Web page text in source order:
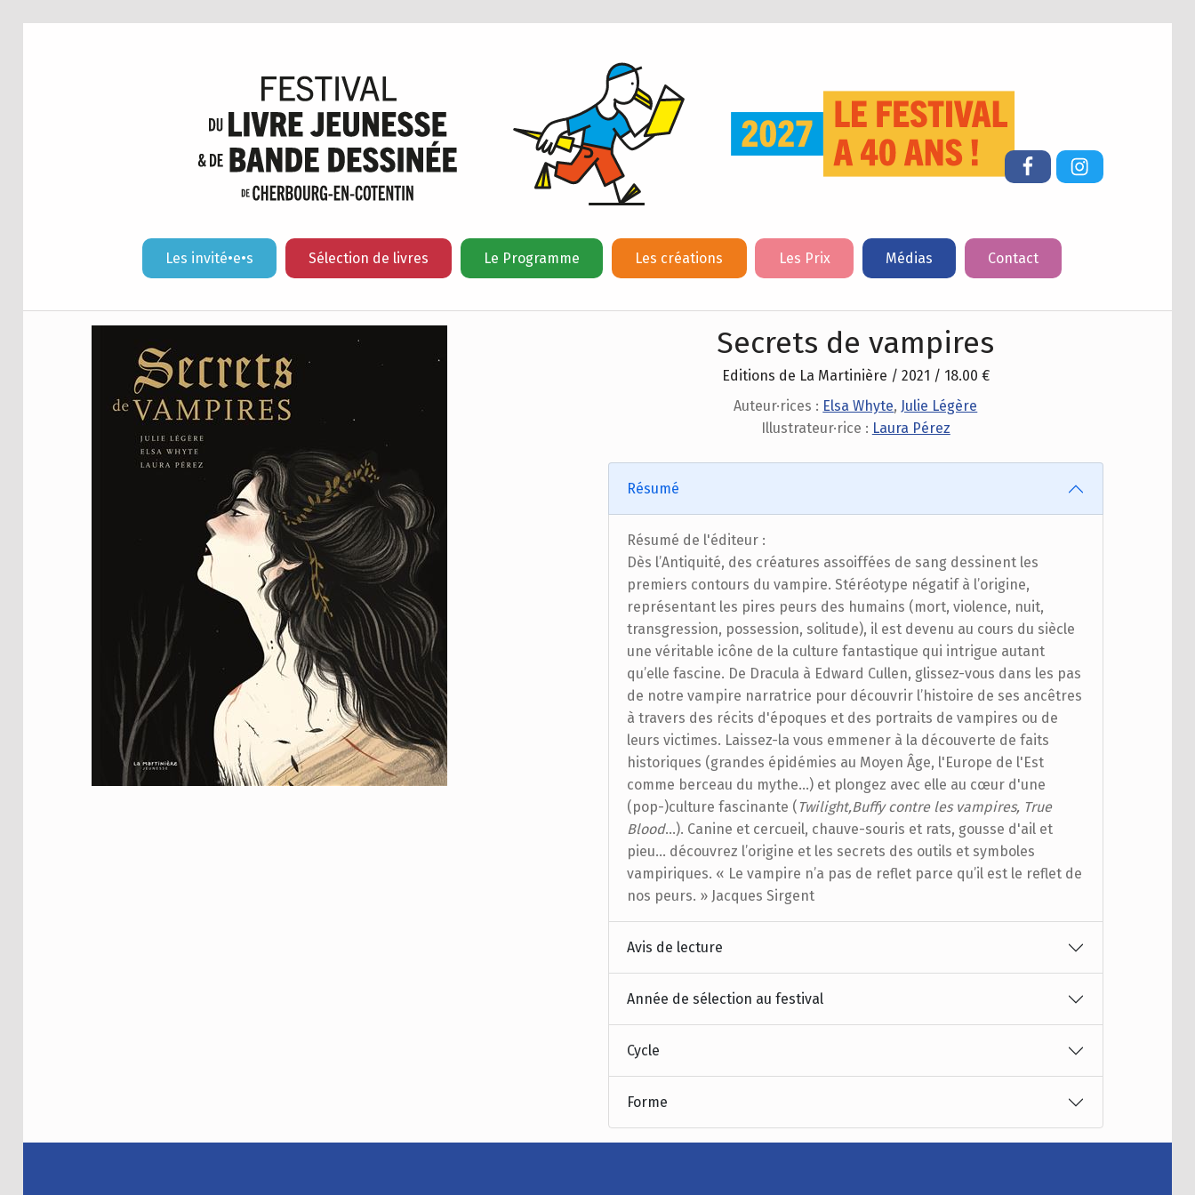
Les invité•e•s Sélection de livres Le Programme Les créations Les Prix Médias Contact
FacebookInstagram
Secrets de vampires
Editions de La Martinière / 2021 / 18.00 €
Auteur·rices : Elsa Whyte, Julie Légère
Illustrateur·rice : Laura Pérez
Résumé
Résumé de l'éditeur :
Dès l’Antiquité, des créatures assoiffées de sang dessinent les
premiers contours du vampire. Stéréotype négatif à l’origine,
représentant les pires peurs des humains (mort, violence, nuit,
transgression, possession, solitude), il est devenu au cours du siècle
une véritable icône de la culture fantastique qui intrigue autant
qu’elle fascine. De Dracula à Edward Cullen, glissez-vous dans les pas
de notre vampire narratrice pour découvrir l’histoire de ses ancêtres
à travers des récits d'époques et des portraits de vampires ou de
leurs victimes. Laissez-la vous emmener à la découverte de faits
historiques (grandes épidémies au Moyen Âge, l'Europe de l'Est
comme berceau du mythe…) et plongez avec elle au cœur d'une
(pop-)culture fascinante ( Twilight,Buffy contre les vampires, True
Blood…). Canine et cercueil, chauve-souris et rats, gousse d'ail et
pieu… découvrez l’origine et les secrets des outils et symboles
vampiriques. « Le vampire n’a pas de reflet parce qu’il est le reflet de
nos peurs. » Jacques Sirgent
Avis de lecture
Année de sélection au festival
Cycle
Forme